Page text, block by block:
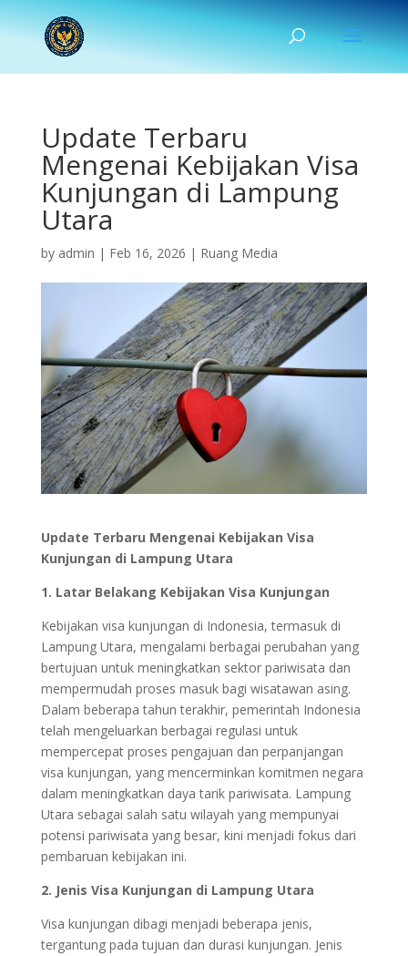
Update Terbaru
Mengenai Kebijakan Visa
Kunjungan di Lampung
Utara
by admin | Feb 16, 2026 | Ruang Media
Update Terbaru Mengenai Kebijakan Visa
Kunjungan di Lampung Utara
1. Latar Belakang Kebijakan Visa Kunjungan
Kebijakan visa kunjungan di Indonesia, termasuk di
Lampung Utara, mengalami berbagai perubahan yang
bertujuan untuk meningkatkan sektor pariwisata dan
mempermudah proses masuk bagi wisatawan asing.
Dalam beberapa tahun terakhir, pemerintah Indonesia
telah mengeluarkan berbagai regulasi untuk
mempercepat proses pengajuan dan perpanjangan
visa kunjungan, yang mencerminkan komitmen negara
dalam meningkatkan daya tarik pariwisata. Lampung
Utara sebagai salah satu wilayah yang mempunyai
potensi pariwisata yang besar, kini menjadi fokus dari
pembaruan kebijakan ini.
2. Jenis Visa Kunjungan di Lampung Utara
Visa kunjungan dibagi menjadi beberapa jenis,
tergantung pada tujuan dan durasi kunjungan. Jenis